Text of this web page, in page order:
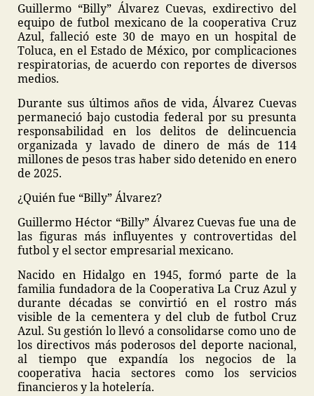
Guillermo “Billy” Álvarez Cuevas, exdirectivo del
equipo de futbol mexicano de la cooperativa Cruz
Azul, falleció este 30 de mayo en un hospital de
Toluca, en el Estado de México, por complicaciones
respiratorias, de acuerdo con reportes de diversos
medios.
Durante sus últimos años de vida, Álvarez Cuevas
permaneció bajo custodia federal por su presunta
responsabilidad en los delitos de delincuencia
organizada y lavado de dinero de más de 114
millones de pesos tras haber sido detenido en enero
de 2025.
¿Quién fue “Billy” Álvarez?
Guillermo Héctor “Billy” Álvarez Cuevas fue una de
las figuras más influyentes y controvertidas del
futbol y el sector empresarial mexicano.
Nacido en Hidalgo en 1945, formó parte de la
familia fundadora de la Cooperativa La Cruz Azul y
durante décadas se convirtió en el rostro más
visible de la cementera y del club de futbol Cruz
Azul. Su gestión lo llevó a consolidarse como uno de
los directivos más poderosos del deporte nacional,
al tiempo que expandía los negocios de la
cooperativa hacia sectores como los servicios
financieros y la hotelería.